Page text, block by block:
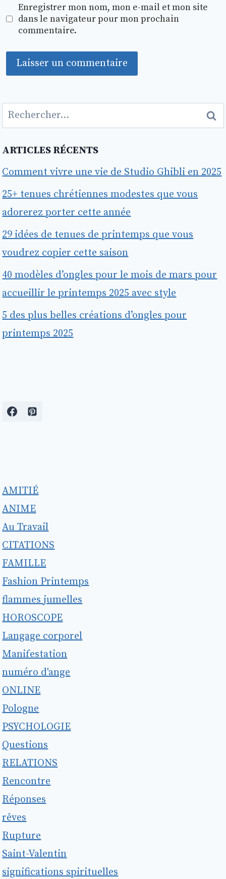
Enregistrer mon nom, mon e-mail et mon site
dans le navigateur pour mon prochain
commentaire.
Rechercher :
ARTICLES RÉCENTS
Comment vivre une vie de Studio Ghibli en 2025
25+ tenues chrétiennes modestes que vous
adorerez porter cette année
29 idées de tenues de printemps que vous
voudrez copier cette saison
40 modèles d’ongles pour le mois de mars pour
accueillir le printemps 2025 avec style
5 des plus belles créations d’ongles pour
printemps 2025
AMITIÉ
ANIME
Au Travail
CITATIONS
FAMILLE
Fashion Printemps
flammes jumelles
HOROSCOPE
Langage corporel
Manifestation
numéro d'ange
ONLINE
Pologne
PSYCHOLOGIE
Questions
RELATIONS
Rencontre
Réponses
rêves
Rupture
Saint-Valentin
significations spirituelles